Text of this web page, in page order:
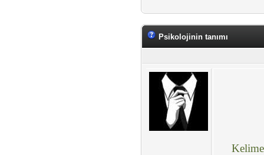
Psikolojinin tanımı